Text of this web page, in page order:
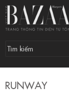
RUNWAY